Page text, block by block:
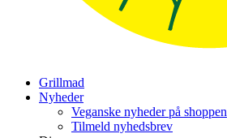
Grillmad
Nyheder
Veganske nyheder på shoppen
Tilmeld nyhedsbrev